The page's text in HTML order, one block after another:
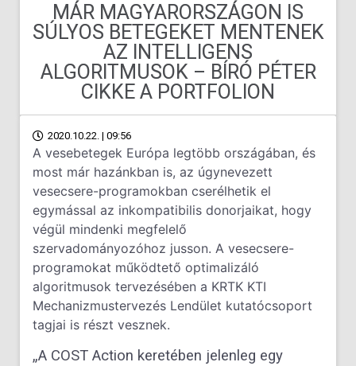
MÁR MAGYARORSZÁGON IS
SÚLYOS BETEGEKET MENTENEK
AZ INTELLIGENS
ALGORITMUSOK – BÍRÓ PÉTER
CIKKE A PORTFOLION
2020.10.22. | 09:56
A vesebetegek Európa legtöbb országában, és
most már hazánkban is, az úgynevezett
vesecsere-programokban cserélhetik el
egymással az inkompatibilis donorjaikat, hogy
végül mindenki megfelelő
szervadományozóhoz jusson. A vesecsere-
programokat működtető optimalizáló
algoritmusok tervezésében a KRTK KTI
Mechanizmustervezés Lendület kutatócsoport
tagjai is részt vesznek.
„A COST Action keretében jelenleg egy